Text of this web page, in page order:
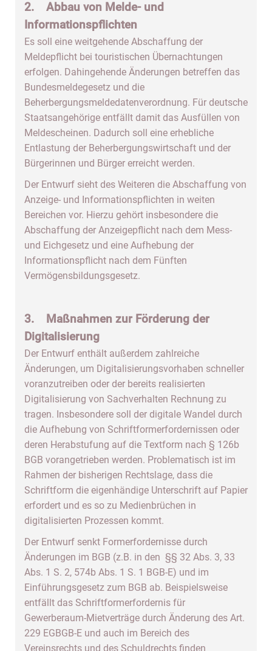
2. Abbau von Melde- und
Informationspflichten
Es soll eine weitgehende Abschaffung der
Meldepflicht bei touristischen Übernachtungen
erfolgen. Dahingehende Änderungen betreffen das
Bundesmeldegesetz und die
Beherbergungsmeldedatenverordnung. Für deutsche
Staatsangehörige entfällt damit das Ausfüllen von
Meldescheinen. Dadurch soll eine erhebliche
Entlastung der Beherbergungswirtschaft und der
Bürgerinnen und Bürger erreicht werden.
Der Entwurf sieht des Weiteren die Abschaffung von
Anzeige- und Informationspflichten in weiten
Bereichen vor. Hierzu gehört insbesondere die
Abschaffung der Anzeigepflicht nach dem Mess-
und Eichgesetz und eine Aufhebung der
Informationspflicht nach dem Fünften
Vermögensbildungsgesetz.
3. Maßnahmen zur Förderung der
Digitalisierung
Der Entwurf enthält außerdem zahlreiche
Änderungen, um Digitalisierungsvorhaben schneller
voranzutreiben oder der bereits realisierten
Digitalisierung von Sachverhalten Rechnung zu
tragen. Insbesondere soll der digitale Wandel durch
die Aufhebung von Schriftformerfordernissen oder
deren Herabstufung auf die Textform nach § 126b
BGB vorangetrieben werden. Problematisch ist im
Rahmen der bisherigen Rechtslage, dass die
Schriftform die eigenhändige Unterschrift auf Papier
erfordert und es so zu Medienbrüchen in
digitalisierten Prozessen kommt.
Der Entwurf senkt Formerfordernisse durch
Änderungen im BGB (z.B. in den §§ 32 Abs. 3, 33
Abs. 1 S. 2, 574b Abs. 1 S. 1 BGB-E) und im
Einführungsgesetz zum BGB ab. Beispielsweise
entfällt das Schriftformerfordernis für
Gewerberaum-Mietverträge durch Änderung des Art.
229 EGBGB-E und auch im Bereich des
Vereinsrechts und des Schuldrechts finden